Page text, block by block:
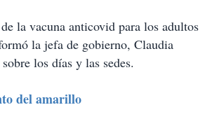
la vacuna anticovid para los adultos
la jefa de gobierno, Claudia
los días y las sedes.
del amarillo